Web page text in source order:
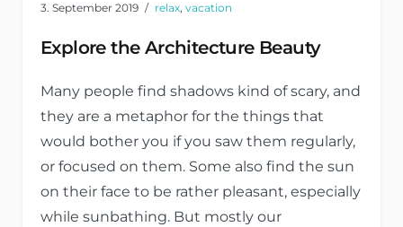
3. September 2019 relax, vacation
Explore the Architecture Beauty
Many people find shadows kind of scary, and
they are a metaphor for the things that
would bother you if you saw them regularly,
or focused on them. Some also find the sun
on their face to be rather pleasant, especially
while sunbathing. But mostly our